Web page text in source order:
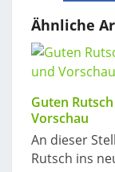
Ähnliche
Guten
Vorschau
An dieser
Rutsch ins